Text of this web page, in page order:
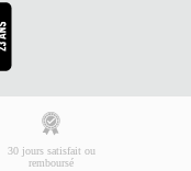
30 jours satisfait ou
remboursé